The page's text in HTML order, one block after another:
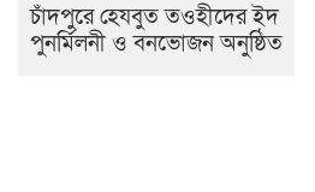
চাঁদপুরে হেযবুত তওহীদের ইদ
পুনর্মিলনী ও বনভোজন অনুষ্ঠিত